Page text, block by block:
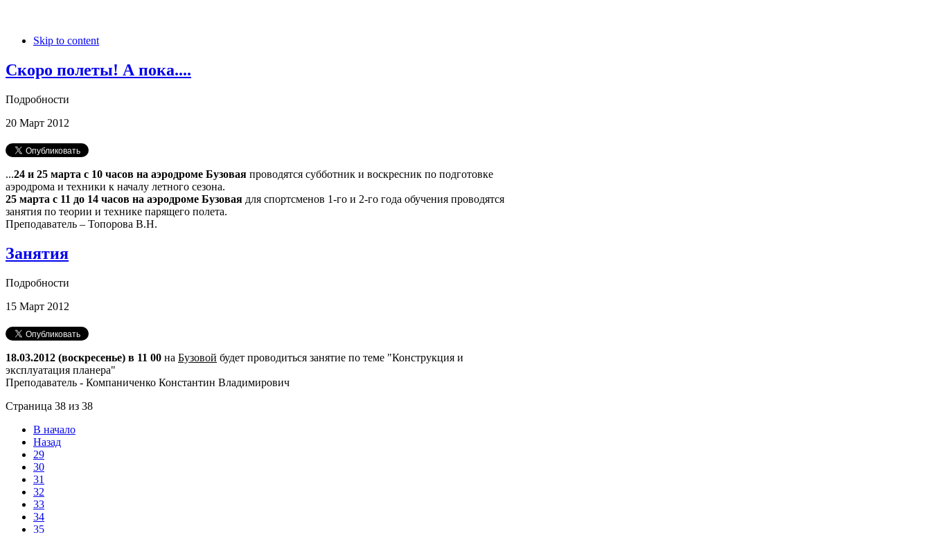
Skip to content
Скоро полеты! А пока....
Подробности
20 Март 2012
...24 и 25 марта с 10 часов на аэродроме Бузовая проводятся субботник и воскресник по подготовке
аэродрома и техники к началу летного сезона.
25 марта с 11 до 14 часов на аэродроме Бузовая для спортсменов 1-го и 2-го года обучения проводятся
занятия по теории и технике парящего полета.
Преподаватель – Топорова В.Н.
Занятия
Подробности
15 Март 2012
18.03.2012 (воскресенье) в 11 00 на Бузовой будет проводиться занятие по теме "Конструкция и
эксплуатация планера"
Преподаватель - Компаниченко Константин Владимирович
Страница 38 из 38
В начало
Назад
29
30
31
32
33
34
35